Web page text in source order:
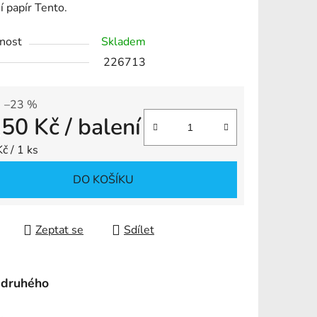
papír Tento.
Skladem
226713
–23 %
Kč/ balení
/ 1 ks
DO KOŠÍKU
Zeptat se Sdílet